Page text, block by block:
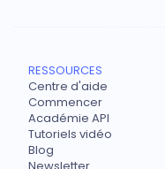
RESSOURCES
Centre d'aide
Commencer
Académie API
Tutoriels vidéo
Blog